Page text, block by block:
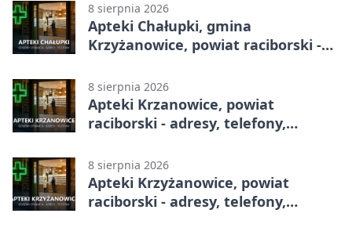
8 sierpnia 2026
Apteki Chałupki, gmina
Krzyżanowice, powiat raciborski -
8 sierpnia 2026
Apteki Krzanowice, powiat
raciborski - adresy, telefony,
8 sierpnia 2026
Apteki Krzyżanowice, powiat
raciborski - adresy, telefony,